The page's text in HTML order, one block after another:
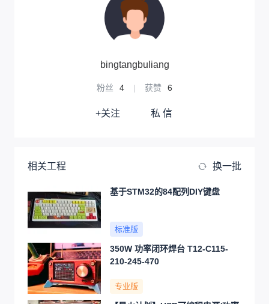
bingtangbuliang
粉丝 4 | 获赞 6
+关注 私 信
相关工程 换一批
基于STM32的84配列DIY键盘
标准版
350W 功率闭环焊台 T12-C115-
210-245-470
专业版